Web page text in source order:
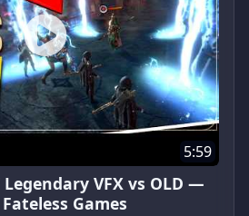
5:59
VFX vs OLD —
Games